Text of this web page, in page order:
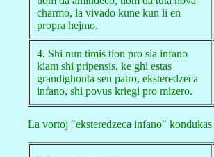
charmo, la vivado kune kun li en
propra hejmo.
4. Shi nun timis tion pro sia infano
kiam shi pripensis, ke ghi estas
grandighonta sen patro, eksteredzeca
infano, shi povus kriegi pro mizero.
La vortoj "eksteredzeca infano"